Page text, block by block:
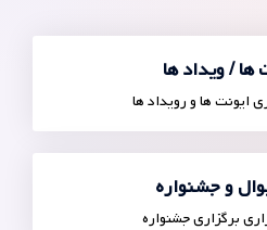
ها / ویداد ها
ایونت ها و رویداد ها
و جشنواره
برگزاری جشنواره